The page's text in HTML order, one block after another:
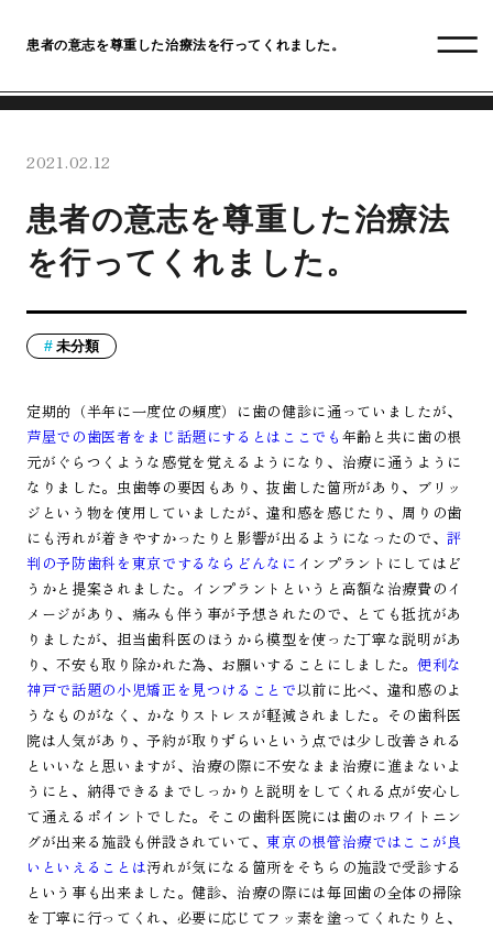
患者の意志を尊重した治療法を行ってくれました。
2021.02.12
患者の意志を尊重した治療法
を行ってくれました。
未分類
定期的（半年に一度位の頻度）に歯の健診に通っていましたが、
芦屋での歯医者をまじ話題にするとはここでも 年齢と共に歯の根
元がぐらつくような感覚を覚えるようになり、治療に通うように
なりました。虫歯等の要因もあり、抜歯した箇所があり、ブリッ
ジという物を使用していましたが、違和感を感じたり、周りの歯
にも汚れが着きやすかったりと影響が出るようになったので、評
判の予防歯科を東京でするならどんなに インプラントにしてはど
うかと提案されました。インプラントというと高額な治療費のイ
メージがあり、痛みも伴う事が予想されたので、とても抵抗があ
りましたが、担当歯科医のほうから模型を使った丁寧な説明があ
り、不安も取り除かれた為、お願いすることにしました。便利な
神戸で話題の小児矯正を見つけることで以前に比べ、違和感のよ
うなものがなく、かなりストレスが軽減されました。その歯科医
院は人気があり、予約が取りずらいという点では少し改善される
といいなと思いますが、治療の際に不安なまま治療に進まないよ
うにと、納得できるまでしっかりと説明をしてくれる点が安心し
て通えるポイントでした。そこの歯科医院には歯のホワイトニン
グが出来る施設も併設されていて、東京の根管治療ではここが良
いといえることは汚れが気になる箇所をそちらの施設で受診する
という事も出来ました。健診、治療の際には毎回歯の全体の掃除
を丁寧に行ってくれ、必要に応じてフッ素を塗ってくれたりと、